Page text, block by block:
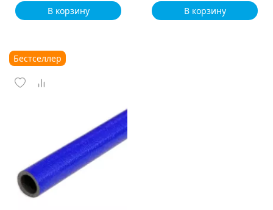
В корзину В корзину
Бестселлер